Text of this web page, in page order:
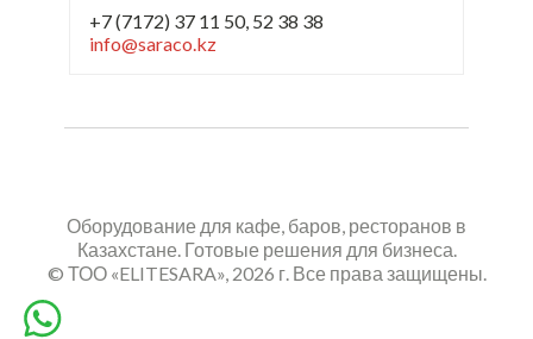
+7 (7172) 37 11 50, 52 38 38
info@saraco.kz
Оборудование для кафе, баров, ресторанов в
Казахстане. Готовые решения для бизнеса.
© ТОО «ELITESARA», 2026 г. Все права защищены.